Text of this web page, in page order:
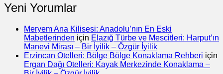
Yeni Yorumlar
Meryem Ana Kilisesi: Anadolu’nın En Eski
Mabetlerinden için Elazığ Türbe ve Mescitleri: Harput’ın
Manevi Mirası – Bir İyilik – Özgür İyilik
Erzincan Otelleri: Bölge Bölge Konaklama Rehberi için
Ergan Dağı Otelleri: Kayak Merkezinde Konaklama –